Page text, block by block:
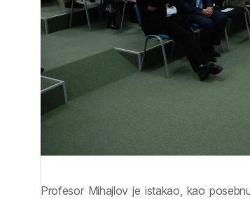
Profesor Mihajlov je istakao, kao